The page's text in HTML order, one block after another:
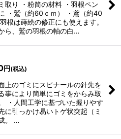
取り ・粉筒の材料 ・羽根ペン
・鷲（約60ｃｍ） ・鳶（約40
根は蒔絵の修正にも使えます。
ら、鷲の羽根の軸の白…
円 (税込)
上のゴミにスピナールの針先を
事により簡単にゴミをからみ取
・人間工学に基づいた握りやす
に引っかけ易いトゲ状突起（ミ
。 …